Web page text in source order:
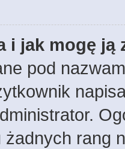
i jak mogę ją
pod
rang